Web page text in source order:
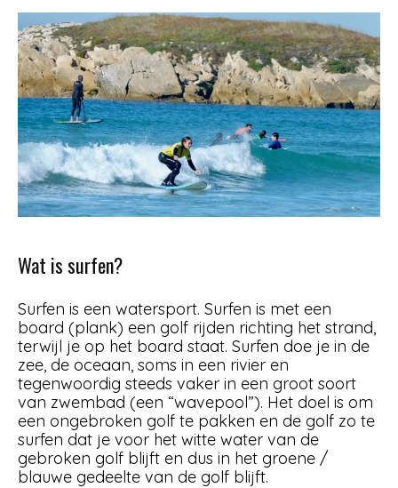
Wat is surfen?
Surfen is een watersport. Surfen is met een
board (plank) een golf rijden richting het strand,
terwijl je op het board staat. Surfen doe je in de
zee, de oceaan, soms in een rivier en
tegenwoordig steeds vaker in een groot soort
van zwembad (een “wavepool”). Het doel is om
een ongebroken golf te pakken en de golf zo te
surfen dat je voor het witte water van de
gebroken golf blijft en dus in het groene /
blauwe gedeelte van de golf blijft.